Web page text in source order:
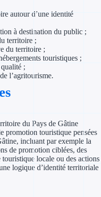
Crédits &
Aides Urssaf
Prêt
Appel à projet
Avance
autour d’une identité
à destination du public ;
territoire ;
du territoire ;
touristiques ;
;
l’agritourisme.
du Pays de Gâtine
promotion touristique pensées
incluant par exemple la
de promotion ciblées, des
touristique locale ou des actions
logique d’identité territoriale